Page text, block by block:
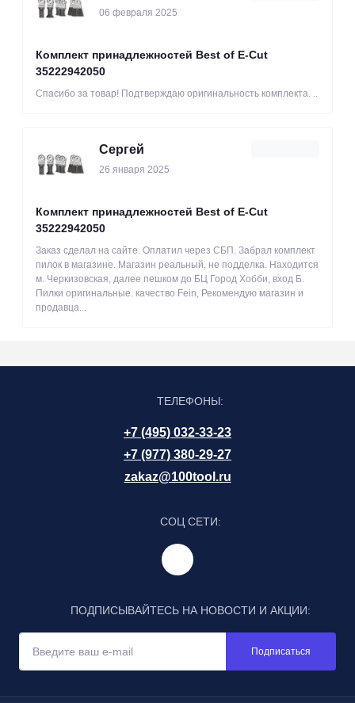
06 февраля 2025
Комплект принадлежностей Best of E-Cut
35222942050
Спасибо за товар! Подтверждаю оригинальность комплекта. ..
Сергей
26 января 2025
Комплект принадлежностей Best of E-Cut
35222942050
Заказ сделал на сайте. Оплатил через СБП. Забрал комплект
пилок в магазине. Магазин реальный, не подделка. Находится
м. Черкизовская, далее пешком до БЦ Город Хобби, вход Б.
Пилки оригинальные. качество Fein, Рекомендую магазин и
продавца...
ТЕЛЕФОНЫ:
+7 (495) 032-33-23
+7 (977) 380-29-27
zakaz@100tool.ru
СОЦ СЕТИ:
ПОДПИСЫВАЙТЕСЬ НА НОВОСТИ И АКЦИИ:
Подписаться